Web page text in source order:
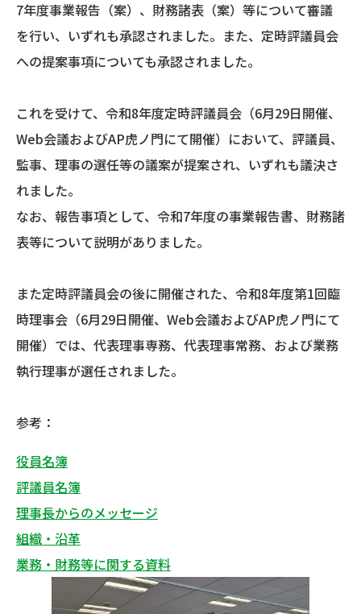
7年度事業報告（案）、財務諸表（案）等について審議
を行い、いずれも承認されました。また、定時評議員会
への提案事項についても承認されました。
これを受けて、令和8年度定時評議員会（6月29日開催、
Web会議およびAP虎ノ門にて開催）において、評議員、
監事、理事の選任等の議案が提案され、いずれも議決さ
れました。
なお、報告事項として、令和7年度の事業報告書、財務諸
表等について説明がありました。
また定時評議員会の後に開催された、令和8年度第1回臨
時理事会（6月29日開催、Web会議およびAP虎ノ門にて
開催）では、代表理事専務、代表理事常務、および業務
執行理事が選任されました。
参考：
役員名簿
評議員名簿
理事長からのメッセージ
組織・沿革
業務・財務等に関する資料